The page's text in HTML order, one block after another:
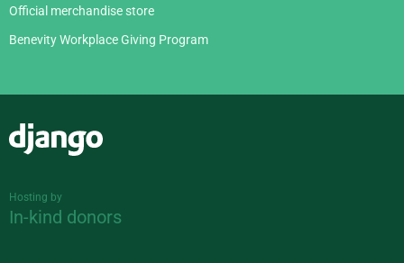
Official merchandise store
Benevity Workplace Giving Program
Hosting by
In-kind donors